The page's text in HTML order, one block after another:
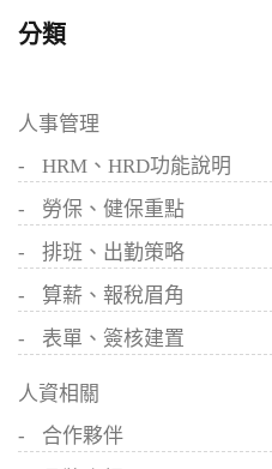
分類
人事管理
HRM、HRD功能說明
勞保、健保重點
排班、出勤策略
算薪、報稅眉角
表單、簽核建置
人資相關
合作夥伴